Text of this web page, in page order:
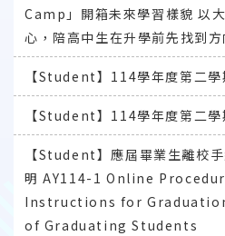
Camp」開箱未來學習樣貌 以
心，陪高中生在升學前先找到方
【Student】114學年度第二學
【Student】114學年度第二學
【Student】應屆畢業生離校
明 AY114-1 Online
Instructions for
of Graduating Students